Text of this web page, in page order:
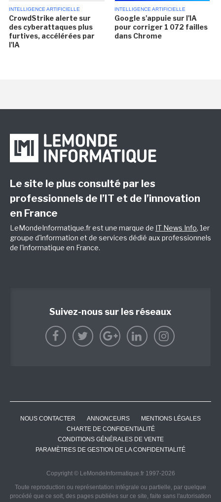
INTELLIGENCE ARTIFICIELLE
CrowdStrike alerte sur
des cyberattaques plus
furtives, accélérées par
l'IA
INTELLIGENCE ARTIFICIELLE
Google s'appuie sur l'IA
pour corriger 1 072 failles
dans Chrome
Le site le plus consulté par les
professionnels de l’IT et de l’innovation
en France
LeMondeInformatique.fr est une marque de IT News Info, 1er
groupe d'information et de services dédié aux professionnels
de l'informatique en France.
Suivez-nous sur les réseaux
NOUS CONTACTER ANNONCEURS
MENTIONS LÉGALES
CHARTE DE CONFIDENTIALITÉ
CONDITIONS GÉNÉRALES DE VENTE
PARAMÈTRES DE GESTION DE LA CONFIDENTIALITÉ
Copyright © LeMondeInformatique.fr 1997-2026
Toute reproduction ou représentation intégrale ou partielle, par quelque
procédé que ce soit, des pages publiées sur ce site, faite sans l'autorisation